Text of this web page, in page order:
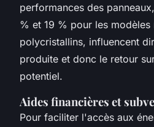
performances des
% et 19 % pour les
polycristallins, influencent
produite et donc le retour
potentiel.
Aides financières et
Pour faciliter l'accès aux